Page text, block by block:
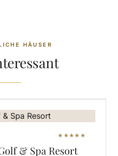
HÄUSER
★★★★★
& Spa Resort